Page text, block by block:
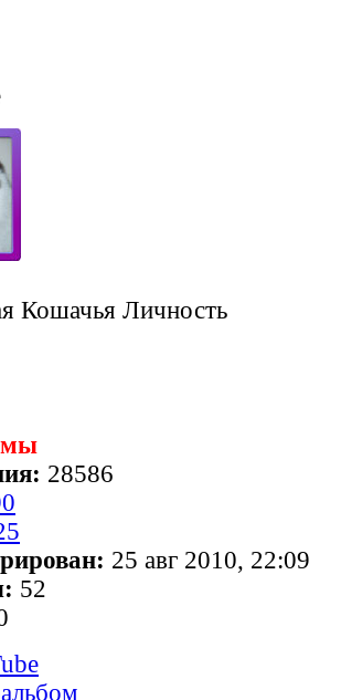
Кошачья Личность
28586
25 авг 2010, 22:09
52